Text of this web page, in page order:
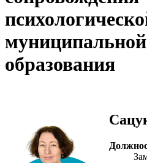
образования